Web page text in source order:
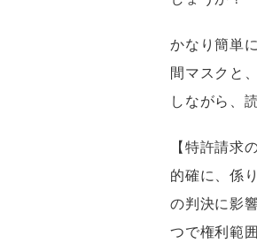
かなり簡単
間マスクと
しながら、
【特許請
的確に、係
の判決に影
つで権利範